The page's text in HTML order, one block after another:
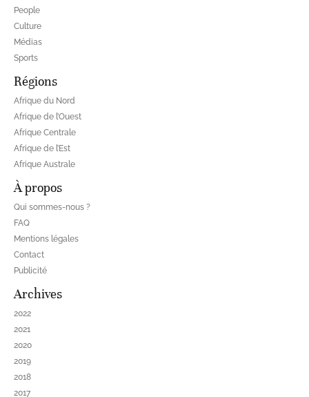
People
Culture
Médias
Sports
Régions
Afrique du Nord
Afrique de l’Ouest
Afrique Centrale
Afrique de l’Est
Afrique Australe
À propos
Qui sommes-nous ?
FAQ
Mentions légales
Contact
Publicité
Archives
2022
2021
2020
2019
2018
2017